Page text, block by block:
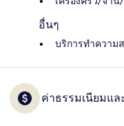
อื่นๆ
บริการทำความ
ค่าธรรมเนียมแล